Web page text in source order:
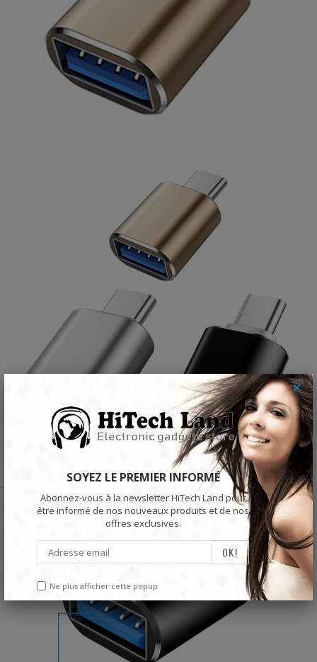
SOYEZ LE PREMIER INFORMÉ
Abonnez-vous à la newsletter HiTech Land pour
être informé de nos nouveaux produits et de nos
offres exclusives.
Ne plus afficher cette popup
×